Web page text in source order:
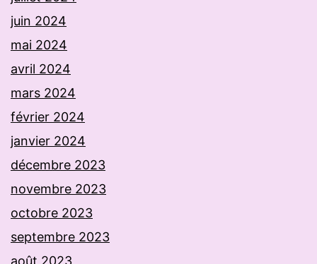
juin 2024
mai 2024
avril 2024
mars 2024
février 2024
janvier 2024
décembre 2023
novembre 2023
octobre 2023
septembre 2023